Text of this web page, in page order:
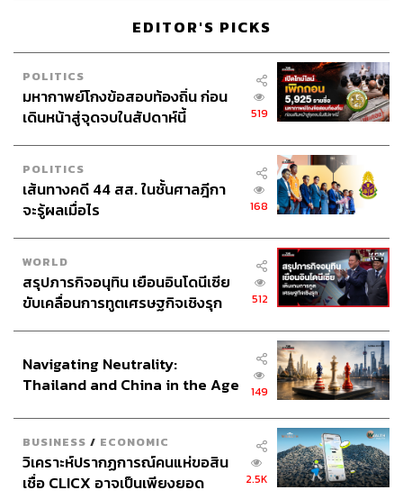
EDITOR'S PICKS
POLITICS
มหากาพย์โกงข้อสอบท้องถิ่น ก่อน
เดินหน้าสู่จุดจบในสัปดาห์นี้
519
POLITICS
เส้นทางคดี 44 สส. ในชั้นศาลฎีกา
จะรู้ผลเมื่อไร
168
WORLD
สรุปภารกิจอนุทิน เยือนอินโดนีเซีย
ขับเคลื่อนการทูตเศรษฐกิจเชิงรุก
512
Navigating Neutrality:
Thailand and China in the Age
149
BUSINESS / ECONOMIC
วิเคราะห์ปรากฏการณ์คนแห่ขอสิน
เชื่อ CLICX อาจเป็นเพียงยอด
2.5K